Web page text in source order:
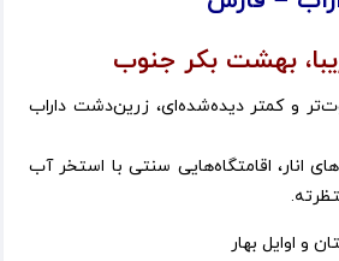
بهشت بکر جنوب
و کمتر دیده‌شده‌ای، زرین‌دشت داراب
انار، اقامتگاه‌هایی سنتی با استخر آب
و اوایل بهار